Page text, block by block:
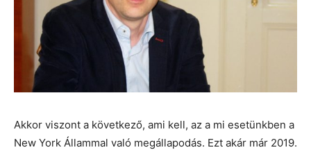
Akkor viszont a következő, ami kell, az a mi esetünkben a
New York Állammal való megállapodás. Ezt akár már 2019.